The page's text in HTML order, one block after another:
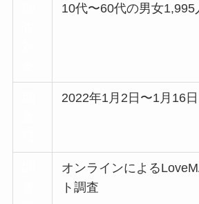
10代〜60代の男女1,995
2022年1月2日〜1月16日
オンラインによる
ト調査